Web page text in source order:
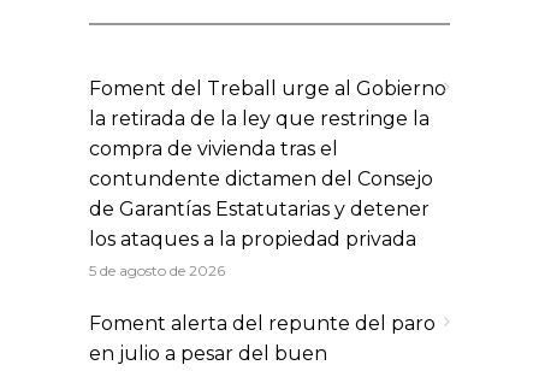
Foment del Treball urge al Gobierno
la retirada de la ley que restringe la
compra de vivienda tras el
contundente dictamen del Consejo
de Garantías Estatutarias y detener
los ataques a la propiedad privada
5 de agosto de 2026
Foment alerta del repunte del paro
en julio a pesar del buen